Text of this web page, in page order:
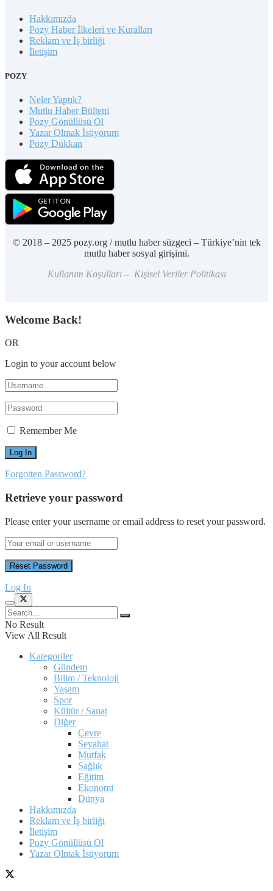
Hakkımızda
Pozy Haber İlkeleri ve Kuralları
Reklam ve İş birliği
İletişim
POZY
Neler Yaptık?
Mutlu Haber Bülteni
Pozy Gönüllüsü Ol
Yazar Olmak İstiyorum
Pozy Dükkan
© 2018 – 2025 pozy.org / mutlu haber süzgeci – Türkiye’nin tek
mutlu haber sosyal girişimi.
Kullanım Koşulları – Kişisel Veriler Politikası
Welcome Back!
OR
Login to your account below
Remember Me
Forgotten Password?
Retrieve your password
Please enter your username or email address to reset your password.
Log In
No Result
View All Result
Kategoriler
Gündem
Bilim / Teknoloji
Yaşam
Spor
Kültür / Sanat
Diğer
Çevre
Seyahat
Mutfak
Sağlık
Eğitim
Ekonomi
Dünya
Hakkımızda
Reklam ve İş birliği
İletişim
Pozy Gönüllüsü Ol
Yazar Olmak İstiyorum